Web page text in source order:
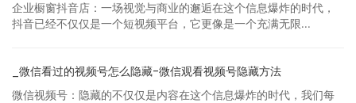
企业橱窗抖音店：一场视觉与商业的邂逅在这个信息爆炸的时代，
抖音已经不仅仅是一个短视频平台，它更像是一个充满无限...
_微信看过的视频号怎么隐藏-微信观看视频号隐藏方法
微信视频号：隐藏的不仅仅是内容在这个信息爆炸的时代，我们每